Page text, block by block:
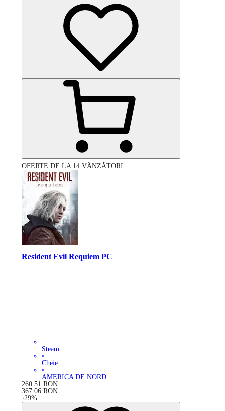
OFERTE DE LA 14 VÂNZĂTORI
Resident Evil Requiem PC
Steam
•
Cheie
•
AMERICA DE NORD
260.51 RON
367.06 RON
-29%